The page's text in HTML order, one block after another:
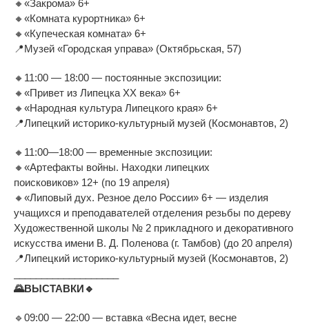
🔸«Закрома» 6+
🔸«Комната курортника» 6+
🔸«Купеческая комната» 6+
📍Музей «Городская управа» (Октябрьская, 57)
🔸 11:00 — 18:00 — постоянные экспозиции:
🔸«Привет из Липецка XX века» 6+
🔸«Народная культура Липецкого края» 6+
📍Липецкий историко-культурный музей (Космонавтов, 2)
🔸 11:00—18:00 — временные экспозиции:
🔸«Артефакты войны. Находки липецких
поисковиков» 12+ (по 19 апреля)
🔸«Липовый дух. Резное дело России» 6+ — изделия
учащихся и преподавателей отделения резьбы по дереву
Художественной школы № 2 прикладного и декоративного
искусства имени В. Д. Поленова (г. Тамбов) (до 20 апреля)
📍Липецкий историко-культурный музей (Космонавтов, 2)
🌄ВЫСТАВКИ🔹
🔹09:00 — 22:00 — вставка «Весна идет, весне